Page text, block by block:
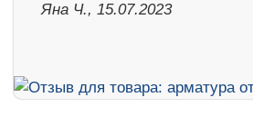
Яна Ч., 15.07.2023